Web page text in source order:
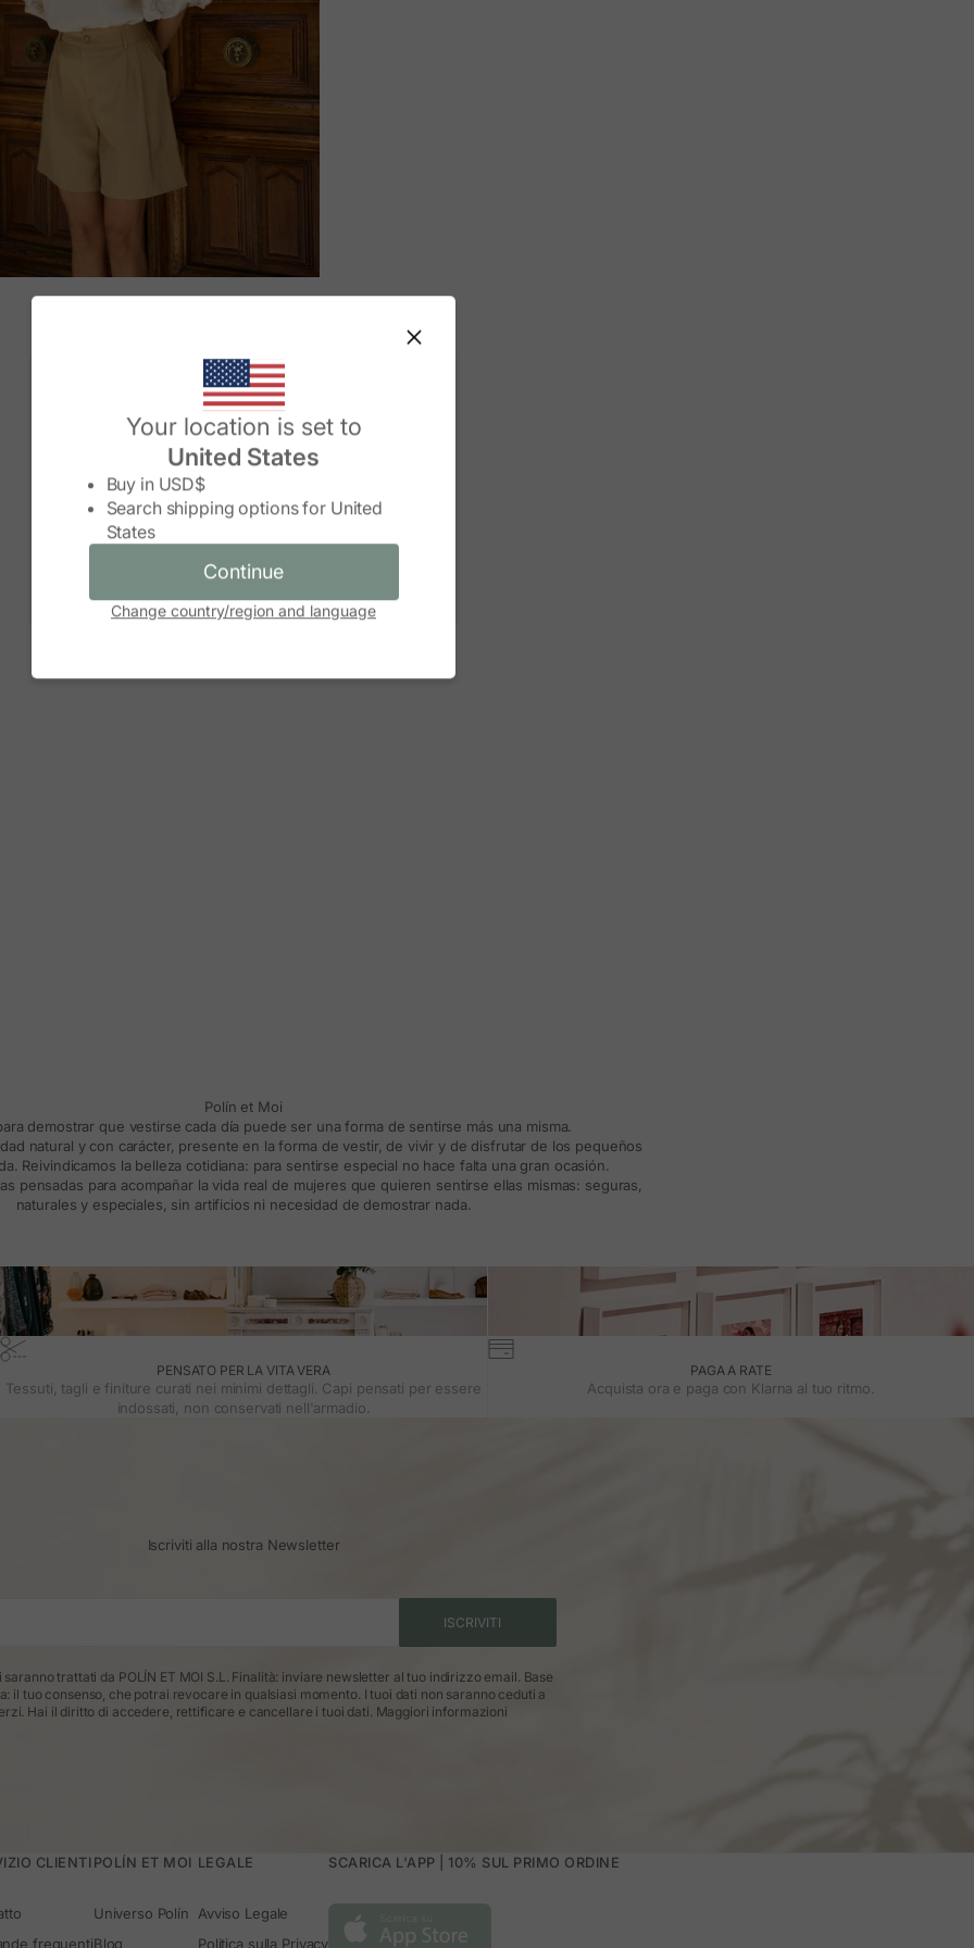
Your location is set to
United States
Buy in USD$
Search shipping options for United
States
Continue
Change country/region and language
Change country/region
Continue
Polín et Moi
demostrar que vestirse cada día puede ser una forma de sentirse más una misma.
natural y con carácter, presente en la forma de vestir, de vivir y de disfrutar de los pequeños
Reivindicamos la belleza cotidiana: para sentirse especial no hace falta una gran ocasión.
pensadas para acompañar la vida real de mujeres que quieren sentirse ellas mismas: seguras,
naturales y especiales, sin artificios ni necesidad de demostrar nada.
PENSATO PER LA VITA VERA
Tessuti, tagli e finiture curati nei minimi dettagli. Capi pensati per essere
indossati, non conservati nell'armadio.
PAGA A RATE
Acquista ora e paga con Klarna al tuo ritmo.
Iscriviti alla nostra Newsletter
ISCRIVITI
saranno trattati da POLÍN ET MOI S.L. Finalità: inviare newsletter al tuo indirizzo email. Base
il tuo consenso, che potrai revocare in qualsiasi momento. I tuoi dati non saranno ceduti a
Hai il diritto di accedere, rettificare e cancellare i tuoi dati. Maggiori informazioni
CLIENTI
frequenti
POLÍN ET MOI
Universo Polín
Blog
LEGALE
Avviso Legale
Politica sulla Privacy
SCARICA L'APP | 10% SUL PRIMO ORDINE